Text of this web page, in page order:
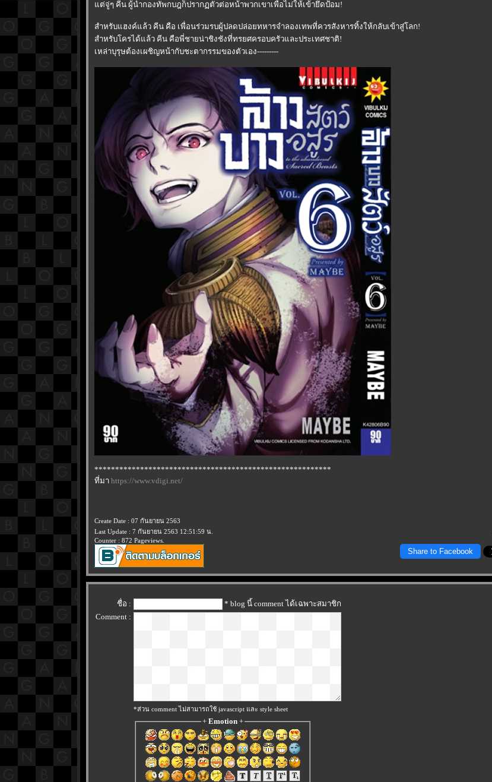
ต่จู่ๆ คีน ผู้นำกองทัพกบฎก็ปรากฏตัวต่อหน้าพวกเขาเพื่อไม่ให้เข้ายึดป้อม!
สำหรับแฮงค์แล้ว คีน คือ เพื่อนร่วมรบผู้ปลดปล่อยทหารจำลองเทพที่ควรสังหารทิ้งให้กลับเข้าสู่โลก!
สำหรับโครได้แล้ว คีน คือพี่ชายน่าชิงชังที่ทรยศครอบครัวและประเทศชาติ!
เหล่าบุรุษต้องเผชิญหน้ากับชะตากรรมของตัวเอง---------
*********************************************************
ที่มา https://www.vdigi.net/
Create Date : 07 กันยายน 2563
Last Update : 7 กันยายน 2563 12:51:59 น.
Counter : 872 Pageviews.
Share to Facebook
ชื่อ :
* blog นี้ comment ได้เฉพาะสมาชิก
Comment :
*ส่วน comment ไม่สามารถใช้ javascript และ style sheet
+ Emotion+